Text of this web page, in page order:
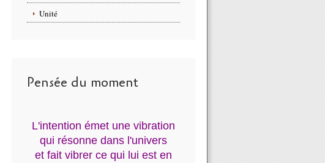
Unité
Pensée du moment
L'intention émet une vibration
qui résonne dans l'univers
et fait vibrer ce qui lui est en